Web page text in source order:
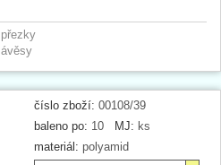
číslo zboží: 00108/39
baleno po: 10 MJ: ks
materiál: polyamid